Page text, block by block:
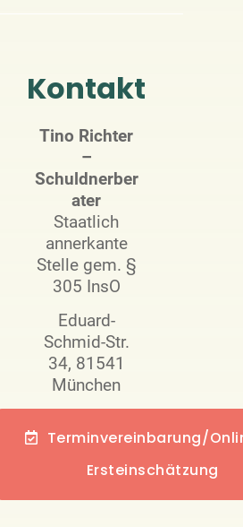
Kontakt
Tino Richter
–
Schuldnerber
ater
Staatlich
annerkante
Stelle gem. §
305 InsO
Eduard-
Schmid-Str.
34, 81541
München
Terminvereinbarung/
Ersteinschätzung